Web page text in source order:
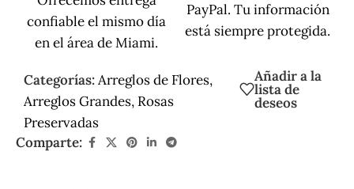
confiable el mismo día
en el área de Miami.
PayPal. Tu información
está siempre protegida.
Categorías:Arreglos de Flores,
Arreglos Grandes, Rosas
Preservadas
Añadir a la
lista de
deseos
Comparte: